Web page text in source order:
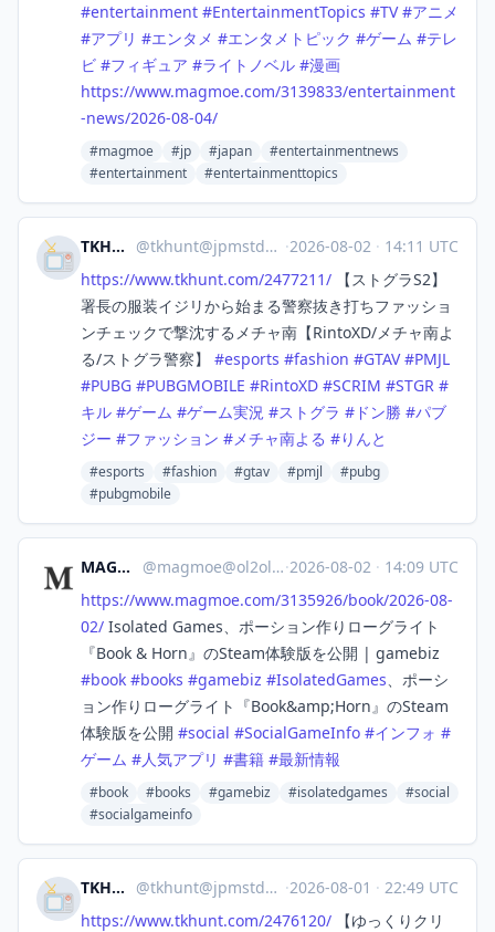
#entertainment #EntertainmentTopics #TV #アニメ
#アプリ #エンタメ #エンタメトピック #ゲーム #テレ
ビ #フィギュア #ライトノベル #漫画
https://www.magmoe.com/3139833/entertainment
-news/2026-08-04/
#magmoe #jp #japan
#entertainmentnews
#entertainment
#entertainmenttopics
TKHUNT @tkhunt@jpmstdn.com ·2026-08-02 · 14:11 UTC
https://www.tkhunt.com/2477211/ 【ストグラS2】
署長の服装イジリから始まる警察抜き打ちファッショ
ンチェックで撃沈するメチャ南【RintoXD/メチャ南よ
る/ストグラ警察】 #esports #fashion #GTAV #PMJL
#PUBG #PUBGMOBILE #RintoXD #SCRIM #STGR #
キル #ゲーム #ゲーム実況 #ストグラ # ドン勝 #パブ
ジー #ファッション #メチャ南よる #りんと
#esports #fashion #gtav #pmjl
#pubg
#pubgmobile
MAGMOE @magmoe@ol2ol.com ·2026-08-02 · 14:09 UTC
https://www.magmoe.com/3135926/book/2026-08-
02/ Isolated Games、ポーション作りローグライト
『Book & Horn』のSteam体験版を公開 | gamebiz
#book #books #gamebiz #IsolatedGames、ポーシ
ョン作りローグライト『Book&amp;Horn』のSteam
体験版を公開 #social #SocialGameInfo #インフォ #
ゲーム #人気アプリ #書籍 #最新情報
#book #books #gamebiz #isolatedgames
#social
#socialgameinfo
TKHUNT @tkhunt@jpmstdn.com ·2026-08-01 · 22:49 UTC
https://www.tkhunt.com/2476120/ 【ゆっくりクリ